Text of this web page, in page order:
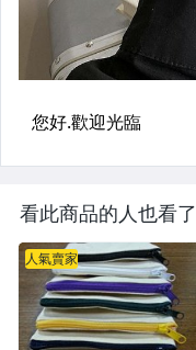
看此商品的人也看了
人氣賣家